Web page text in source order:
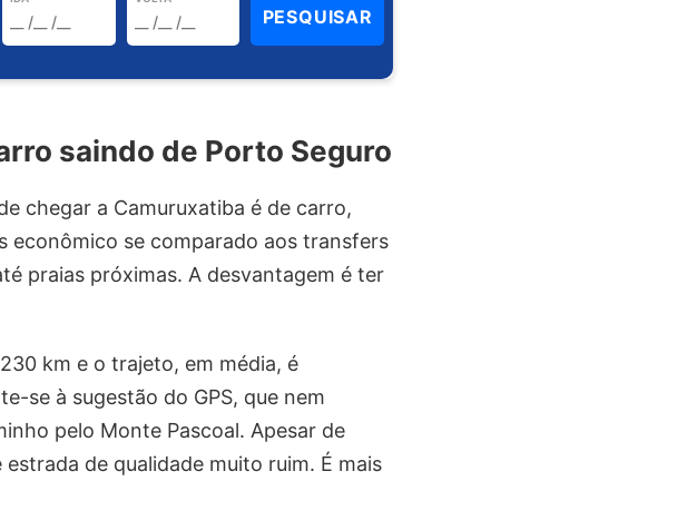
saindo de Porto Seguro
chegar a Camuruxatiba é de carro,
econômico se comparado aos transfers
praias próximas. A desvantagem é ter
km e o trajeto, em média, é
se à sugestão do GPS, que nem
pelo Monte Pascoal. Apesar de
de qualidade muito ruim. É mais